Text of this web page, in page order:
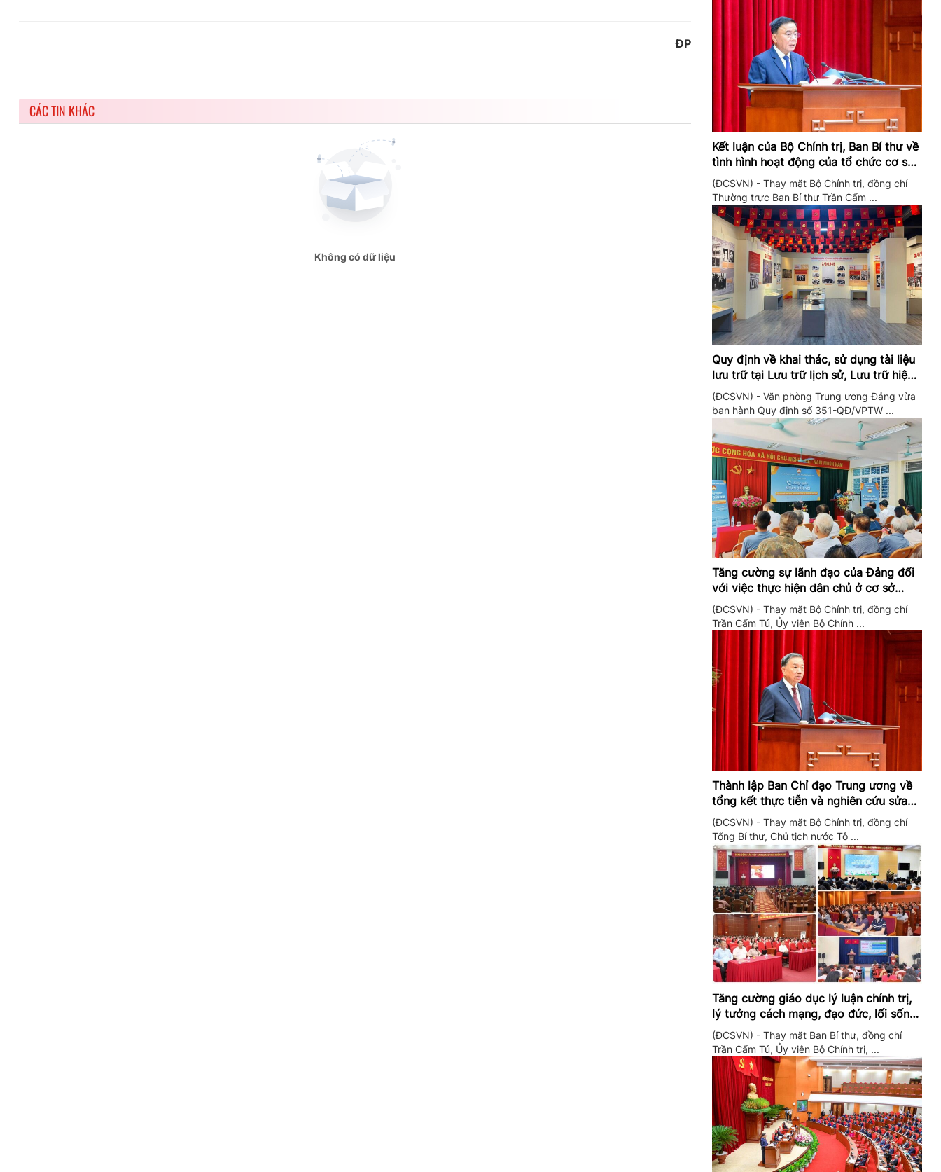
ĐP
CÁC TIN KHÁC
Không có dữ liệu
Kết luận của Bộ Chính trị, Ban Bí thư về
tình hình hoạt động của tổ chức cơ sở
đảng trong quý II/2026
(ĐCSVN) - Thay mặt Bộ Chính trị, đồng chí
Thường trực Ban Bí thư Trần Cẩm ...
Quy định về khai thác, sử dụng tài liệu
lưu trữ tại Lưu trữ lịch sử, Lưu trữ hiện
hành của Trung ương Đảng và Văn
phòng Trung ương Đảng
(ĐCSVN) - Văn phòng Trung ương Đảng vừa
ban hành Quy định số 351-QĐ/VPTW ...
Tăng cường sự lãnh đạo của Đảng đối
với việc thực hiện dân chủ ở cơ sở
trong giai đoạn mới
(ĐCSVN) - Thay mặt Bộ Chính trị, đồng chí
Trần Cẩm Tú, Ủy viên Bộ Chính ...
Thành lập Ban Chỉ đạo Trung ương về
tổng kết thực tiễn và nghiên cứu sửa
đổi, bổ sung Điều lệ Đảng
(ĐCSVN) - Thay mặt Bộ Chính trị, đồng chí
Tổng Bí thư, Chủ tịch nước Tô ...
Tăng cường giáo dục lý luận chính trị,
lý tưởng cách mạng, đạo đức, lối sống,
ý thức công dân trong hệ thống giáo
dục quốc dân
(ĐCSVN) - Thay mặt Ban Bí thư, đồng chí
Trần Cẩm Tú, Ủy viên Bộ Chính trị, ...